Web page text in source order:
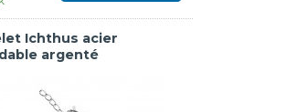
Ichthus acier
argenté